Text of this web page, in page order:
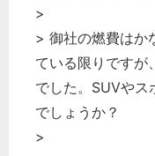
>
> 御社の燃費はか
ている限りですが
でした。SUVやス
でしょうか？
>